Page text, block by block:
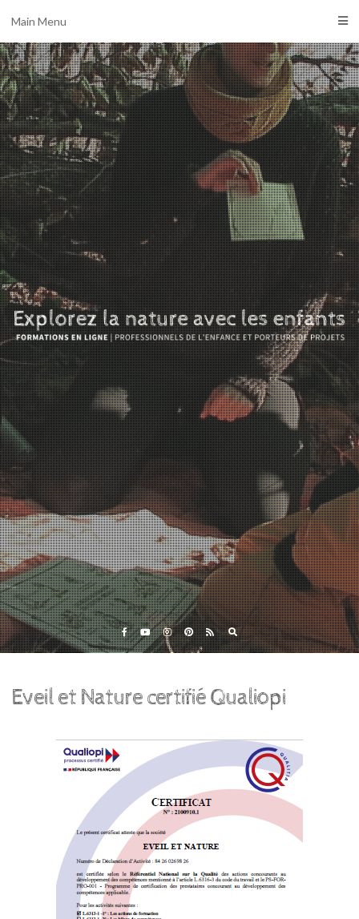
Eveil et Nature
Outils et Formations en ligne pour explorer la nature
avec les enfants
Main Menu
Eveil et Nature certifié Qualiopi